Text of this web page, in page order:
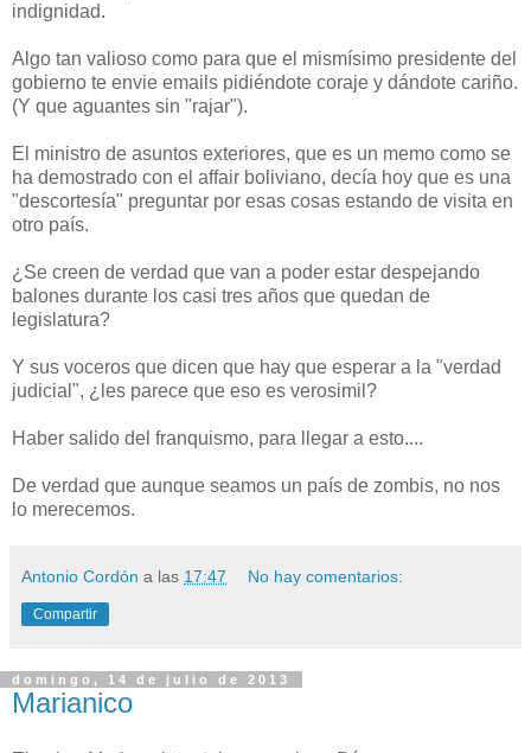
indignidad.
Algo tan valioso como para que el mismísimo presidente del
gobierno te envie emails pidiéndote coraje y dándote cariño.
(Y que aguantes sin "rajar").
El ministro de asuntos exteriores, que es un memo como se
ha demostrado con el affair boliviano, decía hoy que es una
"descortesía" preguntar por esas cosas estando de visita en
otro país.
¿Se creen de verdad que van a poder estar despejando
balones durante los casi tres años que quedan de
legislatura?
Y sus voceros que dicen que hay que esperar a la "verdad
judicial", ¿les parece que eso es verosimil?
Haber salido del franquismo, para llegar a esto....
De verdad que aunque seamos un país de zombis, no nos
lo merecemos.
Antonio Cordón a las 17:47 No hay comentarios:
Compartir
domingo, 14 de julio de 2013
Marianico